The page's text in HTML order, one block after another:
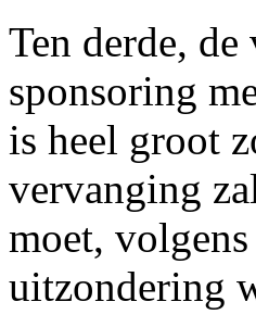
Ten derde,
sponsoring
is heel groot
vervanging
moet,
uitzondering